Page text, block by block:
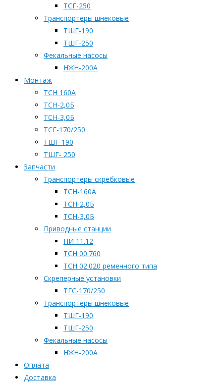
ТСГ-250
Транспортеры шнековые
ТШГ-190
ТШГ-250
Фекальные насосы
НЖН-200А
Монтаж
ТСН 160А
ТСН-2,0Б
ТСН-3,0Б
ТСГ-170/250
ТШГ-190
ТШГ- 250
Запчасти
Транспортеры скребковые
ТСН-160А
ТСН-2,0Б
ТСН-3,0Б
Приводные станции
НИ 11.12
ТСН 00.760
ТСН 02.020 ременного типа
Скреперные установки
ТГС-170/250
Транспортеры шнековые
ТШГ-190
ТШГ-250
Фекальные насосы
НЖН-200А
Оплата
Доставка